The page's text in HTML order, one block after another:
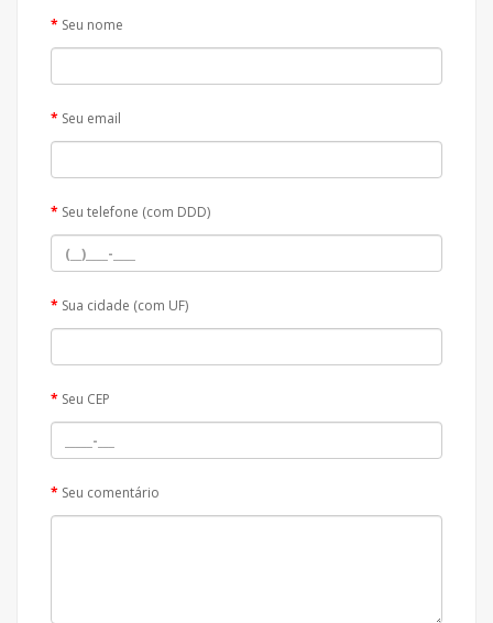
Seu nome
Seu email
Seu telefone (com DDD)
Sua cidade (com UF)
Seu CEP
Seu comentário